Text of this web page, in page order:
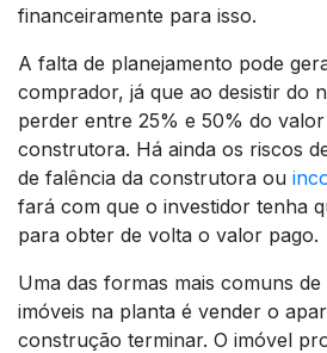
financeiramente para isso.
A falta de planejamento pode
comprador, já que ao desistir do
perder entre 25% e 50% do
construtora. Há ainda os riscos
de falência da construtora ou
fará com que o investidor tenha
para obter de volta o valor pago.
Uma das formas mais comuns
imóveis na planta é vender o
construção terminar. O imóvel